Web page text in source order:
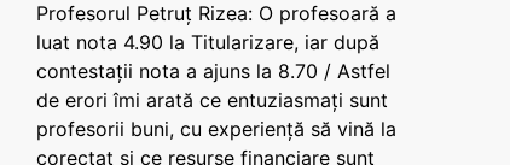
Profesorul Petruț Rizea: O profesoară a
luat nota 4.90 la Titularizare, iar după
contestații nota a ajuns la 8.70 / Astfel
de erori îmi arată ce entuziasmați sunt
profesorii buni, cu experiență să vină la
corectat și ce resurse financiare sunt